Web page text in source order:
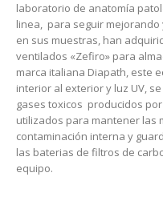
laboratorio de anatomía
linea, para seguir
en sus muestras, han
ventilados «Zefiro» para
marca italiana Diapath, este
interior al exterior y luz UV,
gases toxicos producidos
utilizados para mantener las
contaminación interna y
las baterias de filtros de
equipo.